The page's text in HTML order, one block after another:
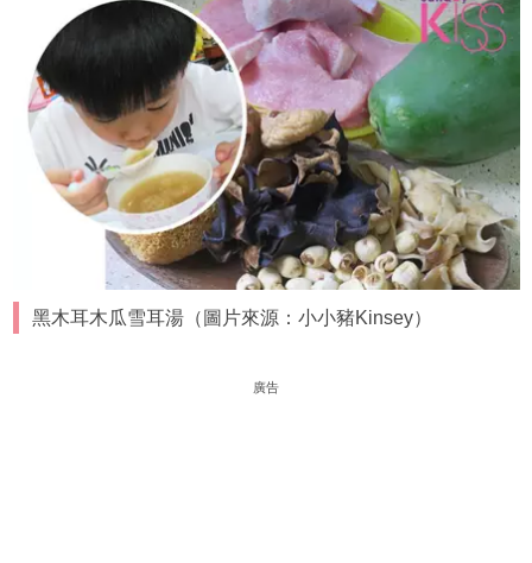
黑木耳木瓜雪耳湯（圖片來源：小小豬Kinsey）
廣告